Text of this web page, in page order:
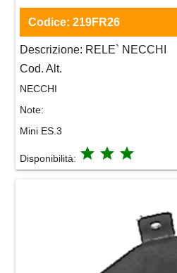
Codice: 219FR26
Descrizione: RELE` NECCHI
Cod. Alt.
NECCHI
Note:
Mini ES.3
Disponibilità: grade grade grade